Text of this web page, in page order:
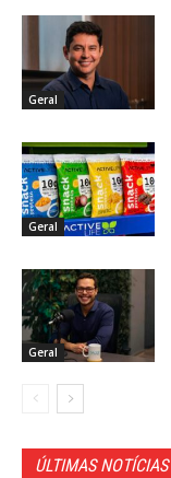
Geral
Geral
Geral
ÚLTIMAS NOTÍCIAS